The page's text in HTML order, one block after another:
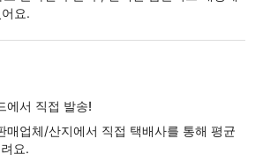
요.
에서 직접 발송!
매업체/산지에서 직접 택배사를 통해 평균
요.